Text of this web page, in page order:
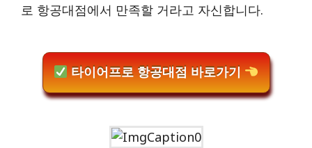
로 항공대점에서 만족할 거라고 자신합니다.
타이어프로 항공대점 바로가기